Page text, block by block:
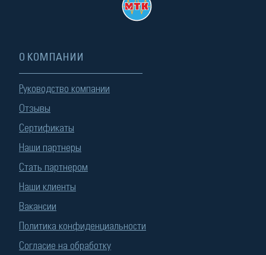
О КОМПАНИИ
Руководство компании
Отзывы
Сертификаты
Наши партнеры
Стать партнером
Наши клиенты
Вакансии
Политика конфиденциальности
Согласие на обработку